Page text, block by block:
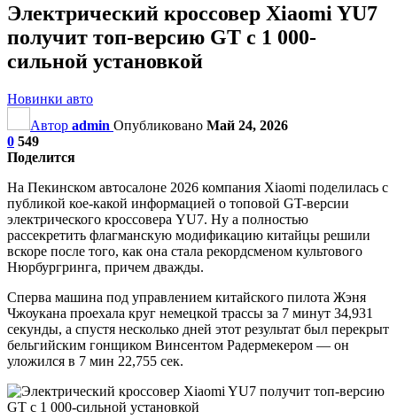
Электрический кроссовер Xiaomi YU7
получит топ-версию GT с 1 000-
сильной установкой
Новинки авто
Автор admin Опубликовано Май 24, 2026
0 549
Поделится
На Пекинском автосалоне 2026 компания Xiaomi поделилась с
публикой кое-какой информацией о топовой GT-версии
электрического кроссовера YU7. Ну а полностью
рассекретить флагманскую модификацию китайцы решили
вскоре после того, как она стала рекордсменом культового
Нюрбургринга, причем дважды.
Сперва машина под управлением китайского пилота Жэня
Чжоукана проехала круг немецкой трассы за 7 минут 34,931
секунды, а спустя несколько дней этот результат был перекрыт
бельгийским гонщиком Винсентом Радермекером — он
уложился в 7 мин 22,755 сек.